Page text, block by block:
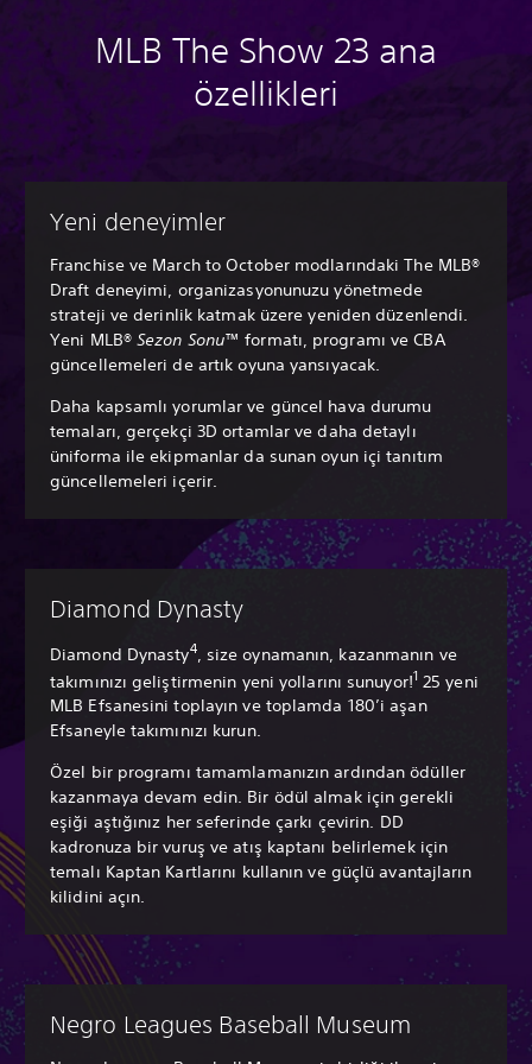
MLB The Show 23 ana
özellikleri
Yeni deneyimler
Franchise ve March to October modlarındaki The MLB®
Draft deneyimi, organizasyonunuzu yönetmede
strateji ve derinlik katmak üzere yeniden düzenlendi.
Yeni MLB® Sezon Sonu™ formatı, programı ve CBA
güncellemeleri de artık oyuna yansıyacak.
Daha kapsamlı yorumlar ve güncel hava durumu
temaları, gerçekçi 3D ortamlar ve daha detaylı
üniforma ile ekipmanlar da sunan oyun içi tanıtım
güncellemeleri içerir.
Diamond Dynasty
Diamond Dynasty4, size oynamanın, kazanmanın ve
takımınızı geliştirmenin yeni yollarını sunuyor!1 25 yeni
MLB Efsanesini toplayın ve toplamda 180’i aşan
Efsaneyle takımınızı kurun.
Özel bir programı tamamlamanızın ardından ödüller
kazanmaya devam edin. Bir ödül almak için gerekli
eşiği aştığınız her seferinde çarkı çevirin. DD
kadronuza bir vuruş ve atış kaptanı belirlemek için
temalı Kaptan Kartlarını kullanın ve güçlü avantajların
kilidini açın.
Negro Leagues Baseball Museum